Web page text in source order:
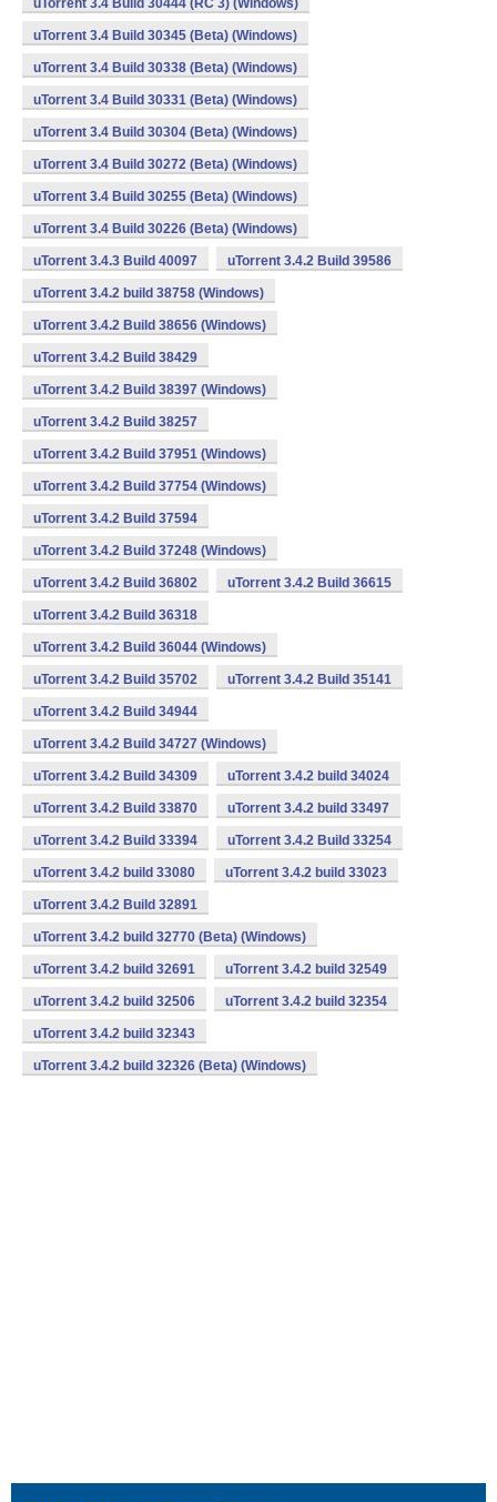
uTorrent 3.4 Build 30444 (RC 3) (Windows)
uTorrent 3.4 Build 30345 (Beta) (Windows)
uTorrent 3.4 Build 30338 (Beta) (Windows)
uTorrent 3.4 Build 30331 (Beta) (Windows)
uTorrent 3.4 Build 30304 (Beta) (Windows)
uTorrent 3.4 Build 30272 (Beta) (Windows)
uTorrent 3.4 Build 30255 (Beta) (Windows)
uTorrent 3.4 Build 30226 (Beta) (Windows)
uTorrent 3.4.3 Build 40097 uTorrent 3.4.2 Build 39586
uTorrent 3.4.2 build 38758 (Windows)
uTorrent 3.4.2 Build 38656 (Windows)
uTorrent 3.4.2 Build 38429
uTorrent 3.4.2 Build 38397 (Windows)
uTorrent 3.4.2 Build 38257
uTorrent 3.4.2 Build 37951 (Windows)
uTorrent 3.4.2 Build 37754 (Windows)
uTorrent 3.4.2 Build 37594
uTorrent 3.4.2 Build 37248 (Windows)
uTorrent 3.4.2 Build 36802 uTorrent 3.4.2 Build 36615
uTorrent 3.4.2 Build 36318
uTorrent 3.4.2 Build 36044 (Windows)
uTorrent 3.4.2 Build 35702 uTorrent 3.4.2 Build 35141
uTorrent 3.4.2 Build 34944
uTorrent 3.4.2 Build 34727 (Windows)
uTorrent 3.4.2 Build 34309 uTorrent 3.4.2 build 34024
uTorrent 3.4.2 Build 33870 uTorrent 3.4.2 build 33497
uTorrent 3.4.2 Build 33394 uTorrent 3.4.2 Build 33254
uTorrent 3.4.2 build 33080 uTorrent 3.4.2 build 33023
uTorrent 3.4.2 Build 32891
uTorrent 3.4.2 build 32770 (Beta) (Windows)
uTorrent 3.4.2 build 32691 uTorrent 3.4.2 build 32549
uTorrent 3.4.2 build 32506 uTorrent 3.4.2 build 32354
uTorrent 3.4.2 build 32343
uTorrent 3.4.2 build 32326 (Beta) (Windows)